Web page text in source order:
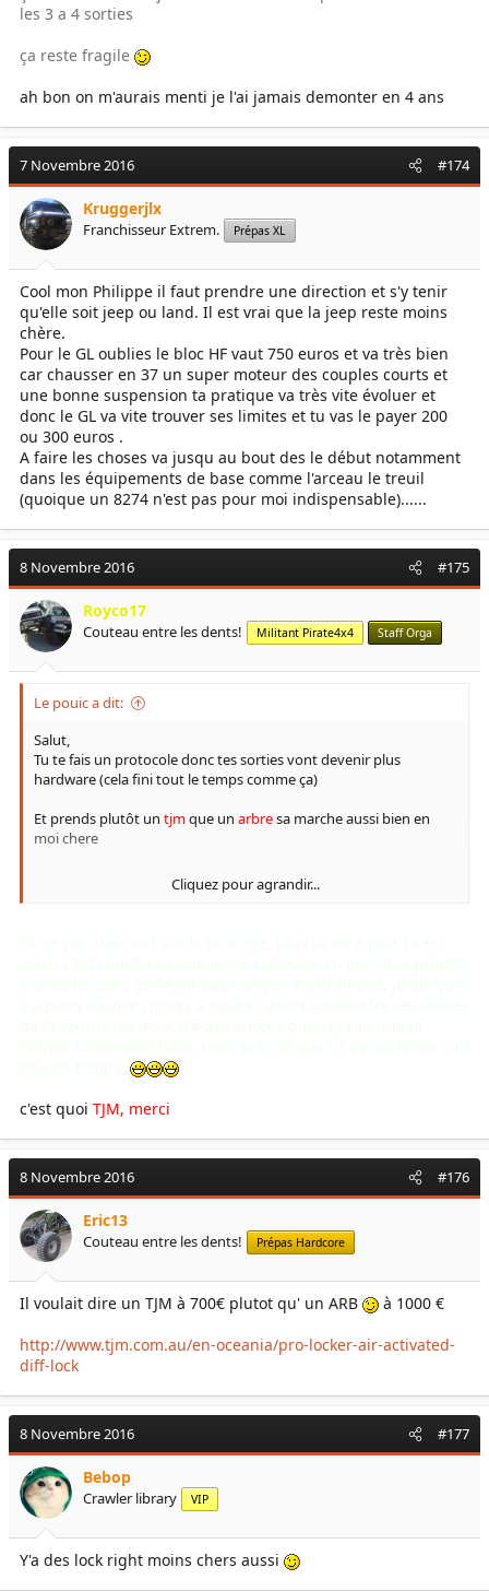
les 3 a 4 sorties
ça reste fragile
ah bon on m'aurais menti je l'ai jamais demonter en 4 ans
7 Novembre 2016 #174
Kruggerjlx
Franchisseur Extrem. Prépas XL
Cool mon Philippe il faut prendre une direction et s'y tenir
qu'elle soit jeep ou land. Il est vrai que la jeep reste moins
chère.
Pour le GL oublies le bloc HF vaut 750 euros et va très bien
car chausser en 37 un super moteur des couples courts et
une bonne suspension ta pratique va très vite évoluer et
donc le GL va vite trouver ses limites et tu vas le payer 200
ou 300 euros .
A faire les choses va jusqu au bout des le début notamment
dans les équipements de base comme l'arceau le treuil
(quoique un 8274 n'est pas pour moi indispensable)......
8 Novembre 2016 #175
Royco17
Couteau entre les dents! Militant Pirate4x4 Staff Orga
Le pouic a dit:
Salut,
Tu te fais un protocole donc tes sorties vont devenir plus
hardware (cela fini tout le temps comme ça)
Et prends plutôt un tjmque un arbresa marche aussi bien en
moi chere
Planifié pas tout dessuite tu as le temps ☺
Cliquez pour agrandir...
c'est quoi TJM, merci
8 Novembre 2016 #176
Eric13
Couteau entre les dents! Prépas Hardcore
Il voulait dire un TJM à 700€ plutot qu' un ARB
à 1000 €
http://www.tjm.com.au/en-oceania/pro-locker-air-activated-
diff-lock
8 Novembre 2016 #177
Bebop
Crawler library VIP
Y'a des lock right moins chers aussi